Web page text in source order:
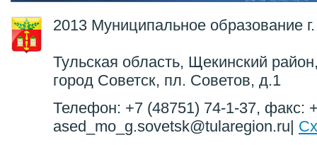
2013 Муниципальное образование
Тульская область, Щекинский
город Советск, пл. Советов, д.1
Телефон: +7 (48751) 74-1-37, факс:
ased_mo_g.sovetsk@tularegion.ru|